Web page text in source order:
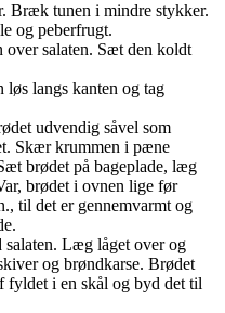
Bræk tunen i mindre stykker.
og peberfrugt.
over salaten. Sæt den koldt
langs kanten og tag
udvendig såvel som
Skær krummen i pæne
brødet på bageplade, læg
brødet i ovnen lige før
til det er gennemvarmt og
salaten. Læg låget over og
og brøndkarse. Brødet
fyldet i en skål og byd det til